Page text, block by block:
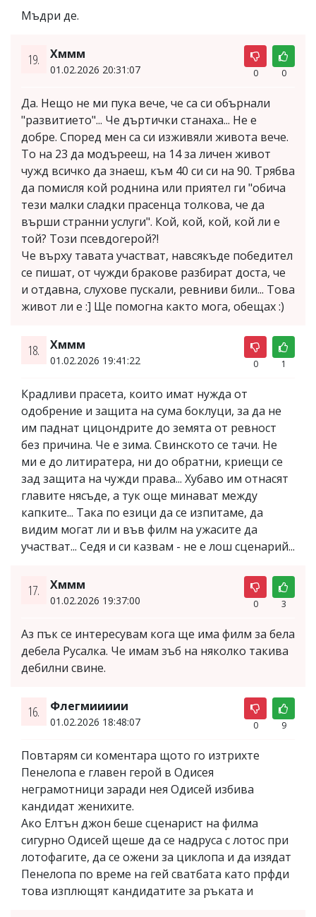
Мъдри де.
19. Хммм
01.02.2026 20:31:07 0 0
Да. Нещо не ми пука вече, че са си обърнали
"развитието"... Че дъртички станаха... Не е
добре. Според мен са си изживяли живота вече.
То на 23 да модърееш, на 14 за личен живот
чужд всичко да знаеш, към 40 си си на 90. Трябва
да помисля кой роднина или приятел ги "обича
тези малки сладки прасенца толкова, че да
върши странни услуги". Кой, кой, кой, кой ли е
той? Този псевдогерой?!
Че върху тавата участват, навсякъде победител
се пишат, от чужди бракове разбират доста, че
и отдавна, слухове пускали, ревниви били... Това
живот ли е :] Ще помогна както мога, обещах :)
18. Хммм
01.02.2026 19:41:22 0 1
Крадливи прасета, които имат нужда от
одобрение и защита на сума боклуци, за да не
им паднат цицондрите до земята от ревност
без причина. Че е зима. Свинското се тачи. Не
ми е до литиратера, ни до обратни, криещи се
зад защита на чужди права... Хубаво им отнасят
главите нясъде, а тук още минават между
капките... Така по езици да се изпитаме, да
видим могат ли и във филм на ужасите да
участват... Седя и си казвам - не е лош сценарий...
17. Хммм
01.02.2026 19:37:00 0 3
Аз пък се интересувам кога ще има филм за бела
дебела Русалка. Че имам зъб на няколко такива
дебилни свине.
16. Флегмиииии
01.02.2026 18:48:07 0 9
Повтарям си коментара щото го изтрихте
Пенелопа е главен герой в Одисея
неграмотници заради нея Одисей избива
кандидат женихите.
Ако Елтън джон беше сценарист на филма
сигурно Одисей щеше да се надруса с лотос при
лотофагите, да се ожени за циклопа и да изядат
Пенелопа по време на гей сватбата като прфди
това изплющят кандидатите за ръката и